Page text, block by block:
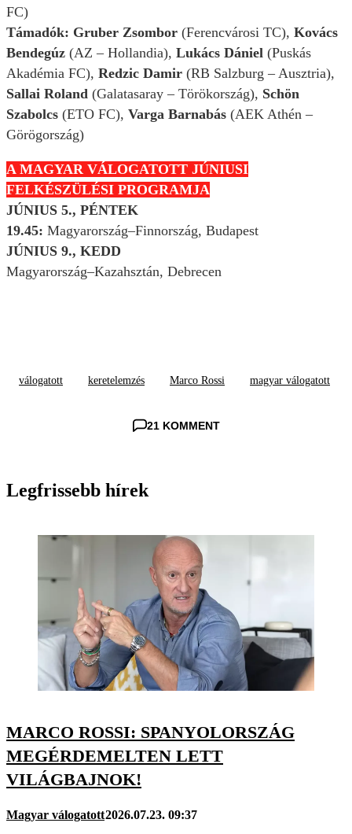
FC)
Támadók: Gruber Zsombor (Ferencvárosi TC), Kovács
Bendegúz (AZ – Hollandia), Lukács Dániel (Puskás
Akadémia FC), Redzic Damir (RB Salzburg – Ausztria),
Sallai Roland (Galatasaray – Törökország), Schön
Szabolcs (ETO FC), Varga Barnabás (AEK Athén –
Görögország)
A MAGYAR VÁLOGATOTT JÚNIUSI
FELKÉSZÜLÉSI PROGRAMJA
JÚNIUS 5., PÉNTEK
19.45: Magyarország–Finnország, Budapest
JÚNIUS 9., KEDD
Magyarország–Kazahsztán, Debrecen
válogatott keretelemzés Marco Rossi magyar válogatott
21 KOMMENT
Legfrissebb hírek
MARCO ROSSI: SPANYOLORSZÁG
MEGÉRDEMELTEN LETT
VILÁGBAJNOK!
Magyar válogatott2026.07.23. 09:37